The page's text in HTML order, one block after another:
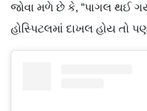
જોવા મળે છે કે, “પાગલ થઈ
હોસ્પિટલમાં દાખલ હોય તો